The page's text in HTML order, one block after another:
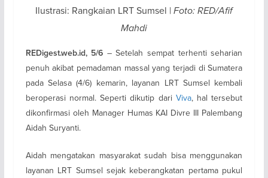
Ilustrasi: Rangkaian LRT Sumsel | Foto: RED/Afif
Mahdi
REDigest.web.id, 5/6 – Setelah sempat terhenti seharian
penuh akibat pemadaman massal yang terjadi di Sumatera
pada Selasa (4/6) kemarin, layanan LRT Sumsel kembali
beroperasi normal. Seperti dikutip dari Viva, hal tersebut
dikonfirmasi oleh Manager Humas KAI Divre III Palembang
Aidah Suryanti.
Aidah mengatakan masyarakat sudah bisa menggunakan
layanan LRT Sumsel sejak keberangkatan pertama pukul